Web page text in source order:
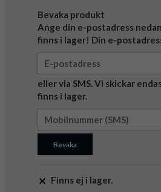
Bevaka produkt
Ange din e-postadress
finns i lager! Din e-
eller via SMS. Vi skickar
finns i lager.
Bevaka
Finns ej i lager.